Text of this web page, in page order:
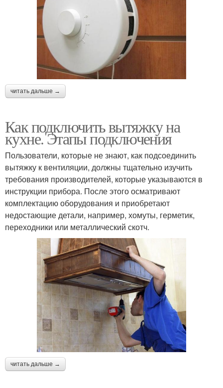
читать дальше →
Как подключить вытяжку на
кухне. Этапы подключения
Пользователи, которые не знают, как подсоединить
вытяжку к вентиляции, должны тщательно изучить
требования производителей, которые указываются в
инструкции прибора. После этого осматривают
комплектацию оборудования и приобретают
недостающие детали, например, хомуты, герметик,
переходники или металлический скотч.
читать дальше →